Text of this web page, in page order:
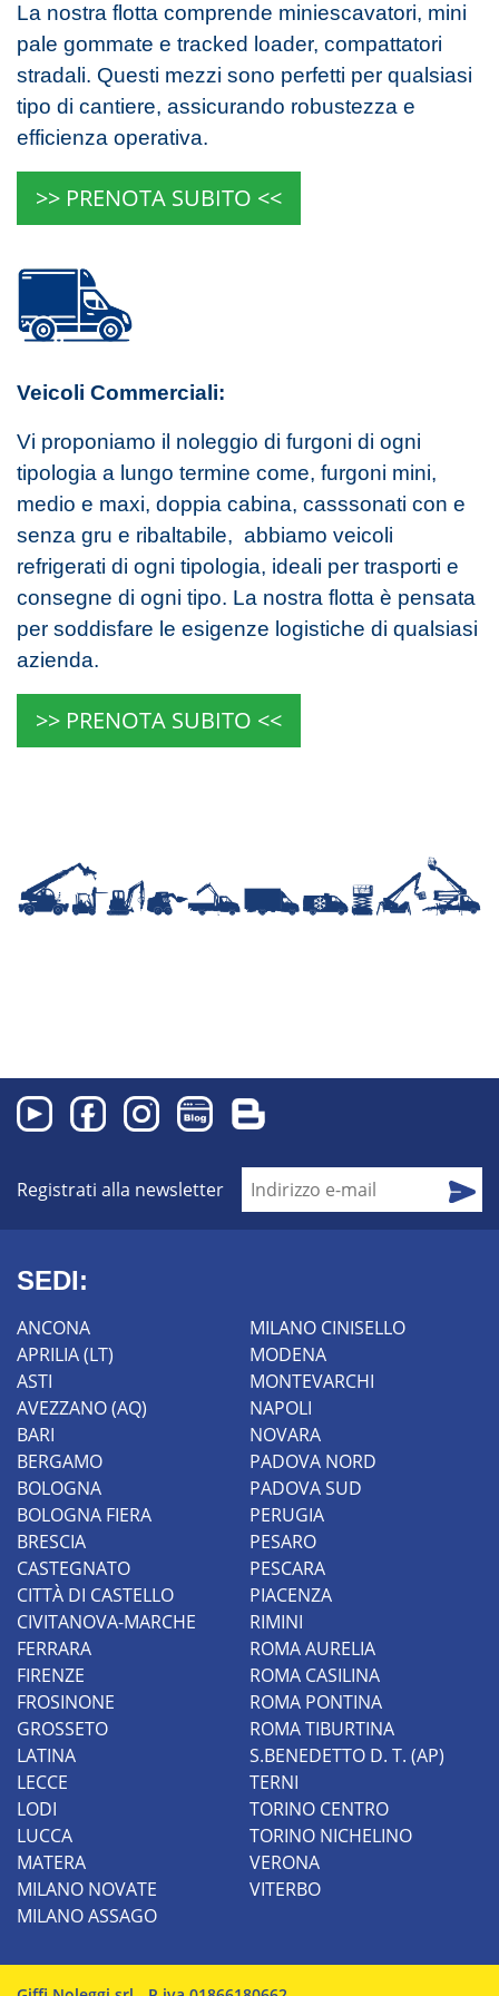
La nostra flotta comprende miniescavatori, mini
pale gommate e tracked loader, compattatori
stradali. Questi mezzi sono perfetti per qualsiasi
tipo di cantiere, assicurando robustezza e
efficienza operativa.
>> PRENOTA SUBITO <<
Veicoli Commerciali:
Vi proponiamo il noleggio di furgoni di ogni
tipologia a lungo termine come, furgoni mini,
medio e maxi, doppia cabina, casssonati con e
senza gru e ribaltabile, abbiamo veicoli
refrigerati di ogni tipologia, ideali per trasporti e
consegne di ogni tipo. La nostra flotta è pensata
per soddisfare le esigenze logistiche di qualsiasi
azienda.
>> PRENOTA SUBITO <<
Registrati alla newsletter
SEDI:
ANCONA
APRILIA (LT)
ASTI
AVEZZANO (AQ)
BARI
BERGAMO
BOLOGNA
BOLOGNA FIERA
BRESCIA
CASTEGNATO
CITTÀ DI CASTELLO
CIVITANOVA-MARCHE
FERRARA
FIRENZE
FROSINONE
GROSSETO
LATINA
LECCE
LODI
LUCCA
MATERA
MILANO NOVATE
MILANO ASSAGO
MILANO CINISELLO
MODENA
MONTEVARCHI
NAPOLI
NOVARA
PADOVA NORD
PADOVA SUD
PERUGIA
PESARO
PESCARA
PIACENZA
RIMINI
ROMA AURELIA
ROMA CASILINA
ROMA PONTINA
ROMA TIBURTINA
S.BENEDETTO D. T. (AP)
TERNI
TORINO CENTRO
TORINO NICHELINO
VERONA
VITERBO